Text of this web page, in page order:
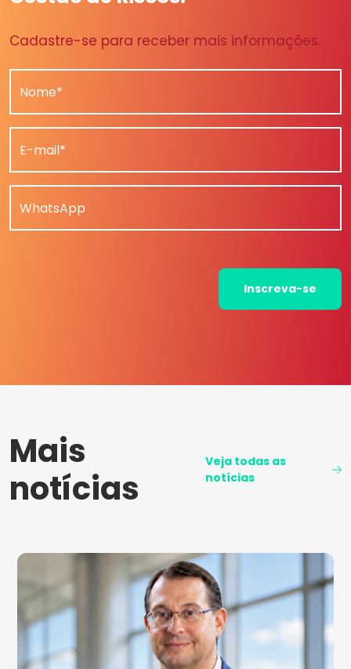
Cadastre-se para receber mais informações.
Nome*
E-mail*
WhatsApp
Inscreva-se
Mais
notícias
Veja todas as
notícias